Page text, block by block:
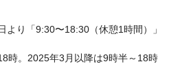
り「9:30〜18:30（休憩1時間）」
時。2025年3月以降は9時半～18時